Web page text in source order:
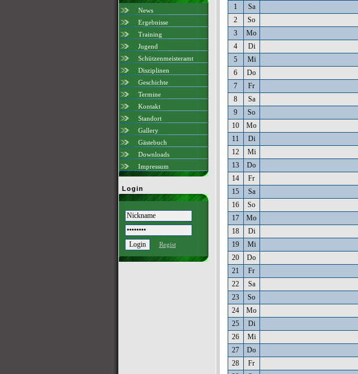
News
Ergebnisse
Training
Jugend
Schützenmeisteramt
Disziplinen
Geschichte
Termine
Kontakt
Standort
Gallery
Gästebuch
Downloads
Impressum
Login
Regist
1
Sa
2
So
3
Mo
4
Di
5
Mi
6
Do
7
Fr
8
Sa
9
So
10
Mo
11
Di
12
Mi
13
Do
14
Fr
15
Sa
16
So
17
Mo
18
Di
19
Mi
20
Do
21
Fr
22
Sa
23
So
24
Mo
25
Di
26
Mi
27
Do
28
Fr